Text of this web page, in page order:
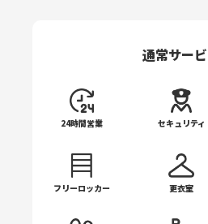
デュアルアジャスタ
ラットプル/ロー
レッグプレス
アブドミナル/バックエ
通常サー
24時間営業 セキュリティ
フリーロッカー 更衣室